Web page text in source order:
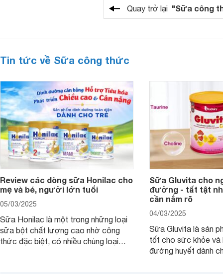
Quay trở lại "Sữa công
Tin tức về Sữa công thức
Review các dòng sữa Honilac cho
mẹ và bé, người lớn tuổi
05/03/2025
Sữa Honilac là một trong những loại
sữa bột chất lượng cao nhờ công
thức đặc biệt, có nhiều chủng loại
Sữa Gluvita cho
đường - tất tật
cần nắm rõ
04/03/2025
Sữa Gluvita là sản
tốt cho sức khỏe và
đường huyết dành